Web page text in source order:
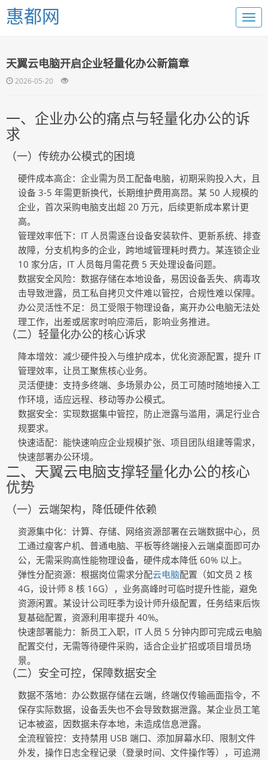
惠都网
天翼云电脑开启企业轻量化办公新篇章
2026-05-20
一、企业办公的痛点与轻量化办公的诉
求
（一）传统办公模式的困境
硬件成本高企：企业需为员工配备电脑，初期采购投入大，且
设备 3-5 年需更新换代，长期维护费用高昂。某 50 人规模的
企业，首次采购电脑支出超 20 万元，后续更新成本累计更
高。
管理效率低下：IT 人员需逐台设备安装软件、更新系统、排查
故障，分支机构多的企业，跨地域管理耗时费力。某连锁企业
10 家分店，IT 人员每月需花费 5 天处理设备问题。
数据安全风险：数据存储在本地设备，易因设备丢失、病毒攻
击导致泄露，员工私自拷贝文件难以管控，合规性难以保障。
办公灵活性不足：员工受限于物理设备，离开办公电脑无法处
理工作，出差或居家时响应滞后，影响业务推进。
（二）轻量化办公的核心诉求
降本增效：减少硬件投入与维护成本，优化资源配置，提升 IT
管理效率，让员工聚焦核心业务。
灵活便捷：支持多终端、多场景办公，员工可随时随地接入工
作环境，适应远程、移动等办公模式。
数据安全：实现数据集中管控，防止泄露与滥用，满足行业合
规要求。
快速适配：能快速响应企业规模扩张、项目团队组建等需求，
快速部署办公环境。
二、天翼云电脑支撑轻量化办公的核心
优势
（一）云端架构，降低硬件依赖
资源集中化：计算、存储、网络资源部署在云端数据中心，员
工通过瘦客户机、普通电脑、平板等终端接入云端桌面即可办
公，无需采购高性能物理设备，硬件成本降低 60% 以上。
弹性分配资源：根据岗位需求分配云电脑配置（如文员 2 核
4G，设计师 8 核 16G），业务高峰时可临时提升性能，避免
资源闲置。某设计公司旺季为设计师升级配置，任务结束后恢
复基础配置，资源利用率提升 40%。
快速部署能力：新员工入职，IT 人员 5 分钟内即可完成云电脑
配置交付，无需等待硬件采购，适合企业扩招或项目增员场
景。
（二）安全可控，保障数据安全
数据不落地：办公数据存储在云端，终端仅传输画面指令，不
保存实际数据，设备丢失也不会导致数据泄露。某企业员工笔
记本被盗，因数据未存本地，未造成信息泄露。
全流程管控：支持禁用 USB 端口、添加屏幕水印、限制文件
外发，操作日志全程记录（登录时间、文件操作等），可追溯